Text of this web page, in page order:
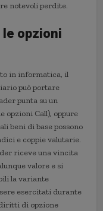
notevoli perdite.
opzioni
in informatica, il
può portare
punta su un
opzioni Call), oppure
beni di base possono
e coppie valutarie.
riceve una vincita
valore e si
la variante
esercitati durante
diritti di opzione